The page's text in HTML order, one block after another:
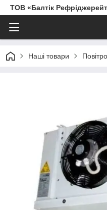
ТОВ «Балтік
Наші товари